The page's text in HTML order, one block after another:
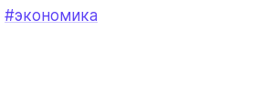
#экономика